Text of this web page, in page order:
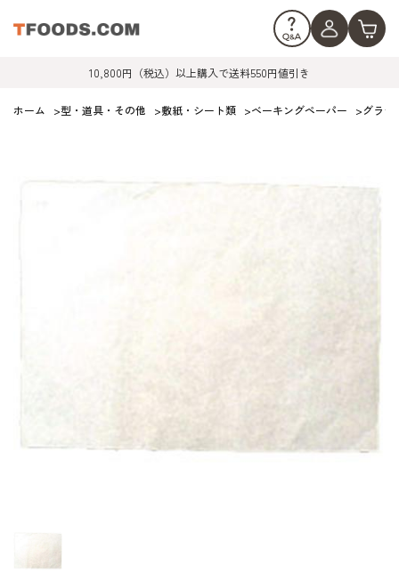
10,800円（税込）以上購入で送料550円値引き
ホーム >型・道具・その他 >敷紙・シート類 >ベーキングペーパー >グラシ